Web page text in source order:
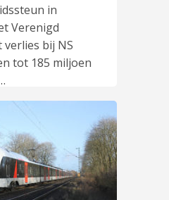
in
Verenigd
bij NS
tot 185 miljoen